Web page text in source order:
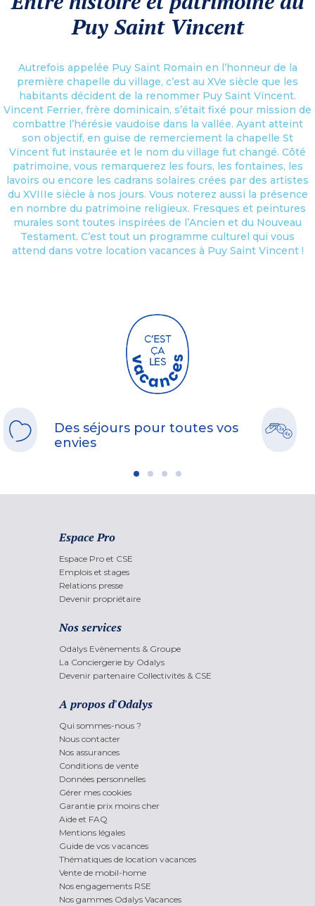
Puy Saint Vincent
Autrefois appelée Puy Saint Romain en l’honneur de la
première chapelle du village, c’est au XVe siècle que les
habitants décident de la renommer Puy Saint Vincent.
Vincent Ferrier, frère dominicain, s’était fixé pour mission de
combattre l’hérésie vaudoise dans la vallée. Ayant atteint
son objectif, en guise de remerciement la chapelle St
Vincent fut instaurée et le nom du village fut changé. Côté
patrimoine, vous remarquerez les fours, les fontaines, les
lavoirs ou encore les cadrans solaires crées par des artistes
du XVIIIe siècle à nos jours. Vous noterez aussi la présence
en nombre du patrimoine religieux. Fresques et peintures
murales sont toutes inspirées de l’Ancien et du Nouveau
Testament. C’est tout un programme culturel qui vous
attend dans votre location vacances à Puy Saint Vincent !
Des séjours pour toutes vos
envies
Espace Pro
Espace Pro et CSE
Emplois et stages
Relations presse
Devenir propriétaire
Nos services
Odalys Evènements & Groupe
La Conciergerie by Odalys
Devenir partenaire Collectivités & CSE
A propos d'Odalys
Qui sommes-nous ?
Nous contacter
Nos assurances
Conditions de vente
Données personnelles
Gérer mes cookies
Garantie prix moins cher
Aide et FAQ
Mentions légales
Guide de vos vacances
Thématiques de location vacances
Vente de mobil-home
Nos engagements RSE
Nos gammes Odalys Vacances